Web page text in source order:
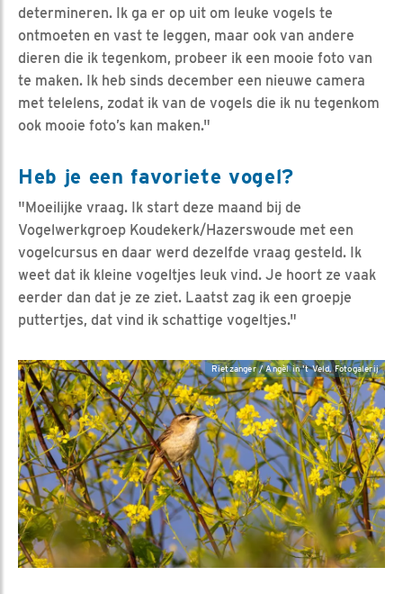
determineren. Ik ga er op uit om leuke vogels te
ontmoeten en vast te leggen, maar ook van andere
dieren die ik tegenkom, probeer ik een mooie foto van
te maken. Ik heb sinds december een nieuwe camera
met telelens, zodat ik van de vogels die ik nu tegenkom
ook mooie foto’s kan maken."
Heb je een favoriete vogel?
"Moeilijke vraag. Ik start deze maand bij de
Vogelwerkgroep Koudekerk/Hazerswoude met een
vogelcursus en daar werd dezelfde vraag gesteld. Ik
weet dat ik kleine vogeltjes leuk vind. Je hoort ze vaak
eerder dan dat je ze ziet. Laatst zag ik een groepje
puttertjes, dat vind ik schattige vogeltjes."
Rietzanger / Angèl in 't Veld, Fotogalerij